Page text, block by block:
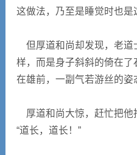
这做法，乃至是睡觉时也是
但厚道和尚却发现，老道
样，而是身子斜斜的倚在
在雄前，一副气若游丝的姿
厚道和尚大惊，赶忙把他
“道长，道长！”